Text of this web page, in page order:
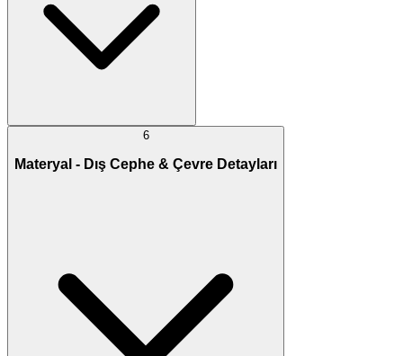
6
Materyal - Dış Cephe & Çevre Detayları